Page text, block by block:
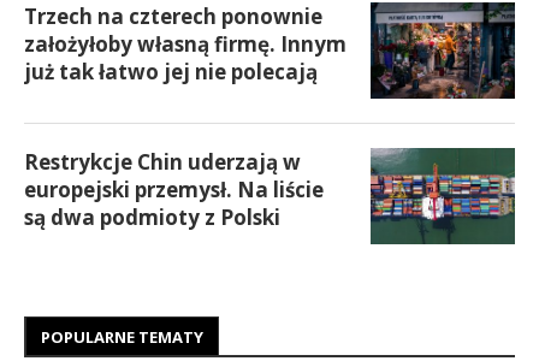
Trzech na czterech ponownie
założyłoby własną firmę. Innym
już tak łatwo jej nie polecają
Restrykcje Chin uderzają w
europejski przemysł. Na liście
są dwa podmioty z Polski
POPULARNE TEMATY